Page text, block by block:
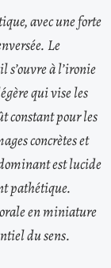
avec une forte
Le
à l’ironie
qui vise les
constant pour les
concrètes et
est lucide
pathétique.
en miniature
du sens.